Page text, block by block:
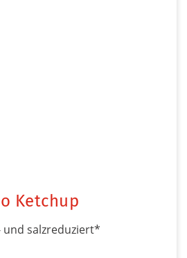
Ketchup
und salzreduziert*